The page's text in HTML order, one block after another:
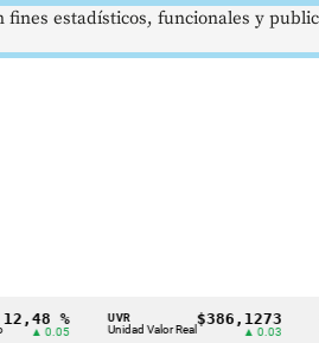
UVR
Unidad Valor Real
$386,1273
▲ 0.03
SMMLV
Salario
estadísticos, funcionales y